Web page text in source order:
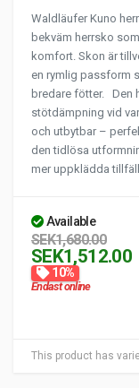
This product has
Waldläufer Kuno
bekväm herrsko
komfort. Skon är
en rymlig passform
bredare fötter. Den
stötdämpning vid
och utbytbar –
den tidlösa
mer uppklädda
Available
SEK1,680.00
SEK1,512.00
10%
Endast online